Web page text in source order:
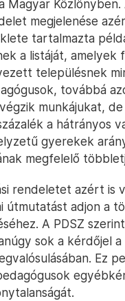
Magyar Közlönyben.
megjelenése
tartalmazta
a listáját, amelyek
településnek
továbbá
munkájukat,
a hátrányos
gyerekek
megfelelő
rendeletet azért is
útmutatást adjon a
A PDSZ
sok a kérdőjel
Ez